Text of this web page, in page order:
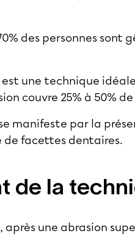
des personnes sont
une technique
couvre 25% à 50%
manifeste par la
de facettes dentaires.
de la
une abrasion